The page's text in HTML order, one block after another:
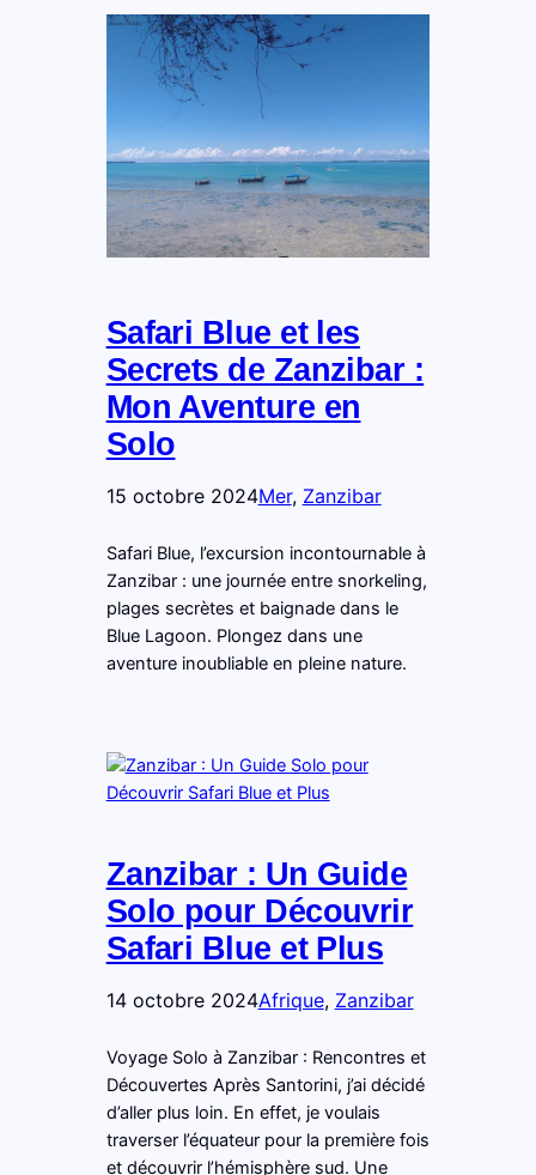
Safari Blue et les
Secrets de Zanzibar :
Mon Aventure en
Solo
15 octobre 2024Mer, Zanzibar
Safari Blue, l’excursion incontournable à
Zanzibar : une journée entre snorkeling,
plages secrètes et baignade dans le
Blue Lagoon. Plongez dans une
aventure inoubliable en pleine nature.
Zanzibar : Un Guide
Solo pour Découvrir
Safari Blue et Plus
14 octobre 2024Afrique, Zanzibar
Voyage Solo à Zanzibar : Rencontres et
Découvertes Après Santorini, j’ai décidé
d’aller plus loin. En effet, je voulais
traverser l’équateur pour la première fois
et découvrir l’hémisphère sud. Une